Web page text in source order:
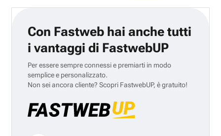
Con Fastweb hai anche tutti
i vantaggi di FastwebUP
Per essere sempre connessi e premiarti in modo
semplice e personalizzato.
Non sei ancora cliente? Scopri FastwebUP, è gratuito!